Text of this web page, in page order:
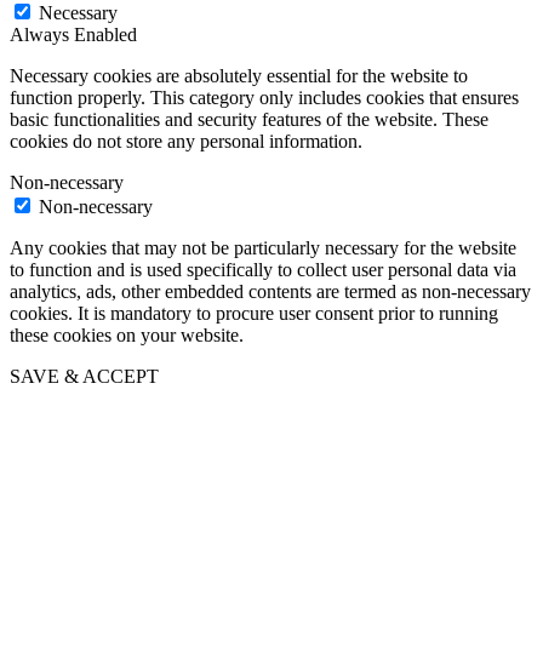
Necessary
Always Enabled
Necessary cookies are absolutely essential for the website to
function properly. This category only includes cookies that ensures
basic functionalities and security features of the website. These
cookies do not store any personal information.
Non-necessary
Non-necessary
Any cookies that may not be particularly necessary for the website
to function and is used specifically to collect user personal data via
analytics, ads, other embedded contents are termed as non-necessary
cookies. It is mandatory to procure user consent prior to running
these cookies on your website.
SAVE & ACCEPT